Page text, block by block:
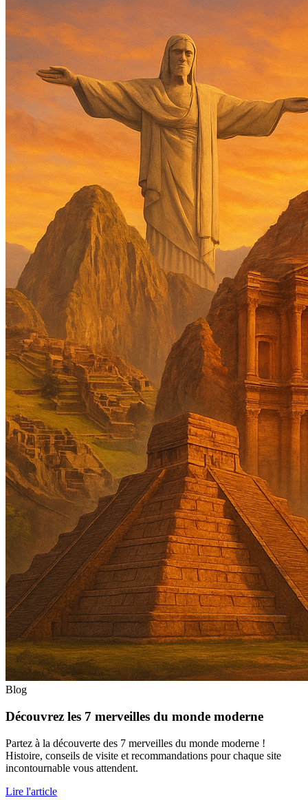
Blog
Découvrez les 7 merveilles du monde moderne
Partez à la découverte des 7 merveilles du monde moderne !
Histoire, conseils de visite et recommandations pour chaque site
incontournable vous attendent.
Lire l'article